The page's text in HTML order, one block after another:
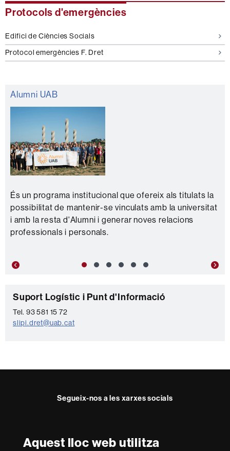
Aquest lloc web utilitza
Protocols d'emergències
Edifici de Ciències Socials
Protocol emergències F. Dret
Alumni UAB
És un programa institucional que ofereix als titulats la
possibilitat de mantenir-se vinculats amb la universitat
i amb la resta d'Alumni i generar noves relacions
professionals i personals.
C
o
n
c
Suport Logístic i Punt d'Informació
Tel. 93 581 15 72
slipi.dret@uab.cat
Segueix-nos a les xarxes socials
FacultatUAB
Reconeixement internacional de l'excel·lència